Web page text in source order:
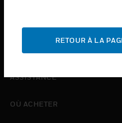
INDUSTRIES
ASSISTANCE
OÙ ACHETER
RETOUR À LA